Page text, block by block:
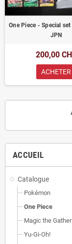
ACCUEIL
Catalogue
Pokémon
One Piece
Magic the
Yu-Gi-Oh!
One Piece - Special
JPN
200,00
ACHETER